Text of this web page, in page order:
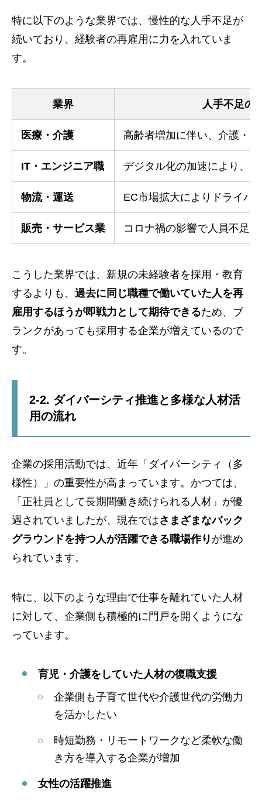
特に以下のような業界では、慢性的な人手不足が
続いており、経験者の再雇用に力を入れていま
す。
業界 人手不足の
医療・介護 高齢者増加に伴い、介護・
IT・エンジニア職 デジタル化の加速により、
物流・運送 EC市場拡大によりドライバ
販売・サービス業 コロナ禍の影響で人員不足
こうした業界では、新規の未経験者を採用・教育
するよりも、 過去に同じ職種で働いていた人を再
雇用するほうが即戦力として期待できるため、ブ
ランクがあっても採用する企業が増えているので
す。
2-2. ダイバーシティ推進と多様な人材活
用の流れ
企業の採用活動では、近年「ダイバーシティ（多
様性）」の重要性が高まっています。かつては、
「正社員として長期間働き続けられる人材」が優
遇されていましたが、現在ではさまざまなバック
グラウンドを持つ人が活躍できる職場作り が進め
られています。
特に、以下のような理由で仕事を離れていた人材
に対して、企業側も積極的に門戸を開くようにな
っています。
育児・介護をしていた人材の復職支援
企業側も子育て世代や介護世代の労働力
を活かしたい
時短勤務・リモートワークなど柔軟な働
き方を導入する企業が増加
女性の活躍推進